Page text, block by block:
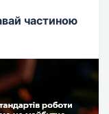
частиною